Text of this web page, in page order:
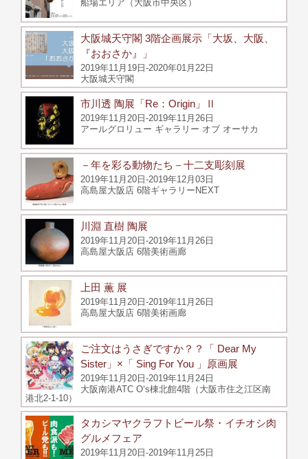
船場エリア（大阪市中央区）
大阪城天守閣 3階企画展示「大坂、大阪、
『おおさか』」
2019年11月19日-2020年01月22日
大阪城天守閣
市川透 陶展「Re：Origin」Ⅱ
2019年11月20日-2019年11月26日
アールグロリュー ギャラリー オブ オーサカ
－年を彩る動物たち－十二支彫刻展
2019年11月20日-2019年12月03日
高島屋大阪店 6階ギャラリーNEXT
川淵 直樹 陶展
2019年11月20日-2019年11月26日
高島屋大阪店 6階美術画廊
上田 薫 展
2019年11月20日-2019年11月26日
高島屋大阪店 6階美術画廊
ご注文はうさぎですか？？「 Dear My
Sister」×「 Sing For You 」原画展
2019年11月20日-2019年11月24日
大阪南港ATC O‘s棟北館4階（大阪市住之江区南
港北2-1-10）
タカシマヤクラフトビール祭・イチオシ肉
グルメフェア
2019年11月20日-2019年11月25日